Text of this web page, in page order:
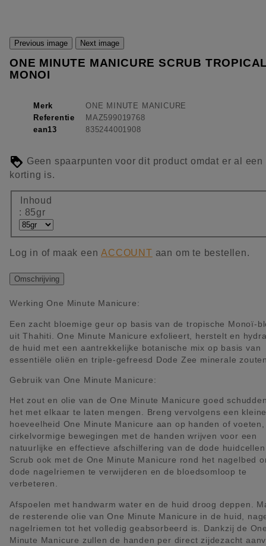
Previous image Next image
ONE MINUTE MANICURE SCRUB
MONOI
Merk
ONE MINUTE MANICURE
Referentie
MAZ599019768
ean13
835244001908
Geen spaarpunten voor dit product omdat er al een
korting is.
Inhoud
: 85gr
Log in of maak eenACCOUNT aan om te bestellen.
Omschrijving
Werking One Minute Manicure:
Een zacht bloemige geur op basis van de tropische Monoï-
uit Thahiti. One Minute Manicure exfolieert, herstelt en
de huid met een aantrekkelijke botanische mix op basis van
essentiële oliën en triple-gefreesd Dode Zee minerale
Gebruik van One Minute Manicure:
Het zout en olie van de One Minute Manicure goed
het met elkaar te laten mengen. Breng vervolgens een
hoeveelheid One Minute Manicure aan op handen of
cirkelvormige bewegingen met de handen wrijven voor een
natuurlijke en effectieve afschilfering van de dode
Scrub ook met de One Minute Manicure rond het nagelbed
dode nagelriemen te verwijderen en de bloedsomloop te
verbeteren.
Afspoelen met handwarm water en de huid droog deppen.
de resterende olie van One Minute Manicure in de huid,
nagelriemen tot het volledig geabsorbeerd is. Dankzij de
Minute Manicure zullen de handen per direct zijdezacht